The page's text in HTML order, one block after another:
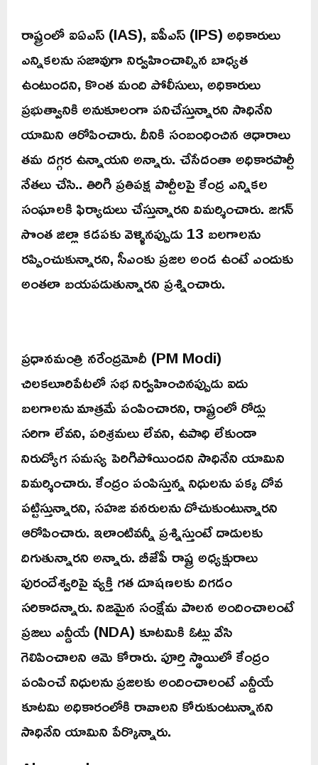
రాష్ట్రంలో ఐఏఎస్ (IAS), ఐపీఎస్ (IPS) అధికారులు
ఎన్నికలను సజావుగా నిర్వహించాల్సిన బాధ్యత
ఉంటుందని, కొంత మంది పోలీసులు, అధికారులు
ప్రభుత్వానికి అనుకూలంగా పనిచేస్తున్నారని సాధినేని
యామిని ఆరోపించారు. దీనికి సంబంధించిన ఆధారాలు
తమ దగ్గర ఉన్నాయని అన్నారు. చేసేదంతా అధికారపార్టీ
నేతలు చేసి.. తిరిగి ప్రతిపక్ష పార్టీలపై కేంద్ర ఎన్నికల
సంఘాలకి ఫిర్యాదులు చేస్తున్నారని విమర్శించారు. జగన్
సొంత జిల్లా కడపకు వెళ్ళినప్పుడు 13 బలగాలను
రప్పించుకున్నారని, సీఎంకు ప్రజల అండ ఉంటే ఎందుకు
అంతలా బయపడుతున్నారని ప్రశ్నించారు.
ప్రధానమంత్రి నరేంద్రమోదీ (PM Modi)
చిలకలూరిపేటలో సభ నిర్వహించినప్పుడు ఐదు
బలగాలను మాత్రమే పంపించారని, రాష్ట్రంలో రోడ్లు
సరిగా లేవని, పరిశ్రమలు లేవని, ఉపాధి లేకుండా
నిరుద్యోగ సమస్య పెరిగిపోయిందని సాధినేని యామిని
విమర్శించారు. కేంద్రం పంపిస్తున్న నిధులను పక్క దోవ
పట్టిస్తున్నారని, సహజ వనరులను దోచుకుంటున్నారని
ఆరోపించారు. ఇలాంటివన్నీ ప్రశ్నిస్తుంటే దాడులకు
దిగుతున్నారని అన్నారు. బీజేపీ రాష్ట్ర అధ్యక్షురాలు
పురందేశ్వరిపై వ్యక్తి గత దూషణలకు దిగడం
సరికాదన్నారు. నిజమైన సంక్షేమ పాలన అందించాలంటే
ప్రజలు ఎన్డీయే (NDA) కూటమికి ఓట్లు వేసి
గెలిపించాలని ఆమె కోరారు. పూర్తి స్థాయిలో కేంద్రం
పంపించే నిధులను ప్రజలకు అందించాలంటే ఎన్డీయే
కూటమి అధికారంలోకి రావాలని కోరుకుంటున్నానని
సాధినేని యామిని పేర్కొన్నారు.